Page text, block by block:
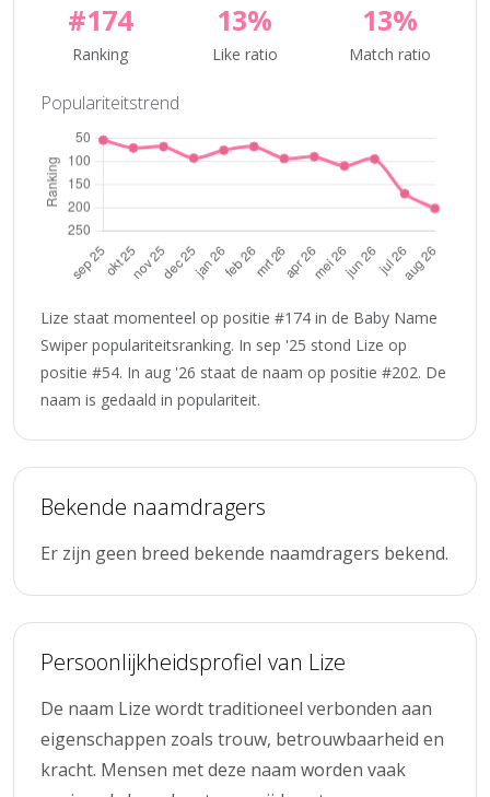
#174
Ranking
13%
Like ratio
13%
Match ratio
Populariteitstrend
Lize staat momenteel op positie #174 in de Baby Name
Swiper populariteitsranking. In sep '25 stond Lize op
positie #54. In aug '26 staat de naam op positie #202. De
naam is gedaald in populariteit.
Bekende naamdragers
Er zijn geen breed bekende naamdragers bekend.
Persoonlijkheidsprofiel van Lize
De naam Lize wordt traditioneel verbonden aan
eigenschappen zoals trouw, betrouwbaarheid en
kracht. Mensen met deze naam worden vaak